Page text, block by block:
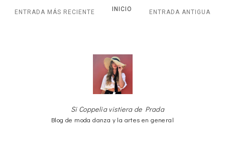
ENTRADA MÁS RECIENTE ENTRADA ANTIGUA
INICIO
Si Coppelia vistiera de Prada
Blog de moda danza y la artes en general